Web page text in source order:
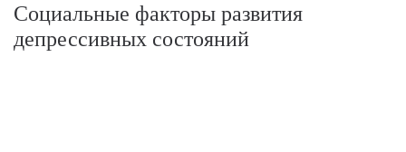
Социальные факторы развития
депрессивных состояний